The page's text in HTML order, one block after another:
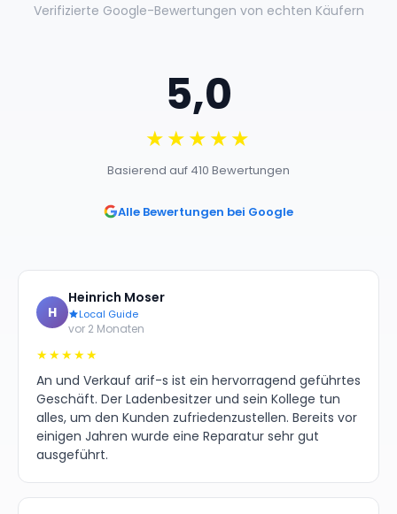
Verifizierte Google-Bewertungen von echten Käufern
5,0
★★★★★
Basierend auf 410 Bewertungen
Alle Bewertungen bei Google
H
Heinrich Moser
Local Guide
vor 2 Monaten
★★★★★
An und Verkauf arif-s ist ein hervorragend geführtes
Geschäft. Der Ladenbesitzer und sein Kollege tun
alles, um den Kunden zufriedenzustellen. Bereits vor
einigen Jahren wurde eine Reparatur sehr gut
ausgeführt.